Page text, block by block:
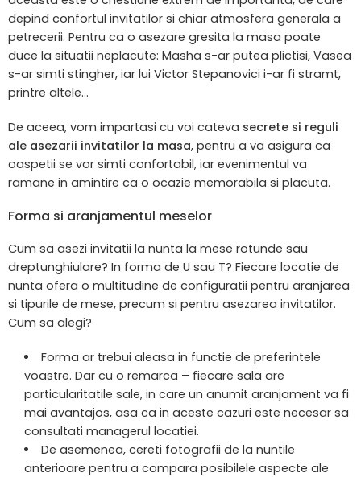
depind confortul invitatilor si chiar atmosfera generala a
petrecerii. Pentru ca o asezare gresita la masa poate
duce la situatii neplacute: Masha s-ar putea plictisi, Vasea
s-ar simti stingher, iar lui Victor Stepanovici i-ar fi stramt,
printre altele…
De aceea, vom impartasi cu voi cateva secrete si reguli
ale asezarii invitatilor la masa, pentru a va asigura ca
oaspetii se vor simti confortabil, iar evenimentul va
ramane in amintire ca o ocazie memorabila si placuta.
Forma si aranjamentul meselor
Cum sa asezi invitatii la nunta la mese rotunde sau
dreptunghiulare? In forma de U sau T? Fiecare locatie de
nunta ofera o multitudine de configuratii pentru aranjarea
si tipurile de mese, precum si pentru asezarea invitatilor.
Cum sa alegi?
Forma ar trebui aleasa in functie de preferintele
voastre. Dar cu o remarca – fiecare sala are
particularitatile sale, in care un anumit aranjament va fi
mai avantajos, asa ca in aceste cazuri este necesar sa
consultati managerul locatiei.
De asemenea, cereti fotografii de la nuntile
anterioare pentru a compara posibilele aspecte ale